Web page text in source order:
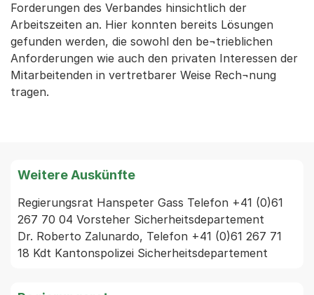
Forderungen des Verbandes hinsichtlich der
Arbeitszeiten an. Hier konnten bereits Lösungen
gefunden werden, die sowohl den be¬trieblichen
Anforderungen wie auch den privaten Interessen der
Mitarbeitenden in vertretbarer Weise Rech¬nung
tragen.
Weitere Auskünfte
Regierungsrat Hanspeter Gass Telefon +41 (0)61
267 70 04 Vorsteher Sicherheitsdepartement
Dr. Roberto Zalunardo, Telefon +41 (0)61 267 71
18 Kdt Kantonspolizei Sicherheitsdepartement